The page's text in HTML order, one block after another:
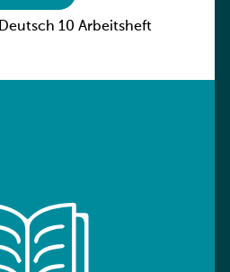
10 Arbeitsheft